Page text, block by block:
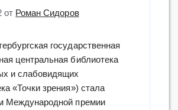
от Роман Сидоров
государственная
центральная библиотека
и слабовидящих
«Точки зрения») стала
Международной премии